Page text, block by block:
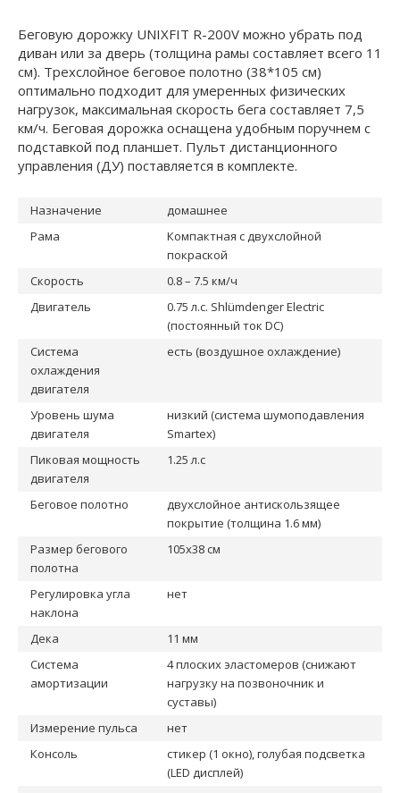
Беговую дорожку UNIXFIT R-200V можно убрать под
диван или за дверь (толщина рамы составляет всего 11
см). Трехслойное беговое полотно (38*105 см)
оптимально подходит для умеренных физических
нагрузок, максимальная скорость бега составляет 7,5
км/ч. Беговая дорожка оснащена удобным поручнем с
подставкой под планшет. Пульт дистанционного
управления (ДУ) поставляется в комплекте.
Назначение
домашнее
Рама
Компактная с двухслойной
покраской
Скорость
0.8 – 7.5 км/ч
Двигатель
0.75 л.с. Shlümdenger Electric
(постоянный ток DC)
Система
охлаждения
двигателя
есть (воздушное охлаждение)
Уровень шума
двигателя
низкий (система шумоподавления
Smartex)
Пиковая мощность
двигателя
1.25 л.с
Беговое полотно
двухслойное антискользящее
покрытие (толщина 1.6 мм)
Размер бегового
полотна
105х38 см
Регулировка угла
наклона
нет
Дека
11 мм
Система
амортизации
4 плоских эластомеров (снижают
нагрузку на позвоночник и
суставы)
Измерение пульса
нет
Консоль
стикер (1 окно), голубая подсветка
(LED дисплей)